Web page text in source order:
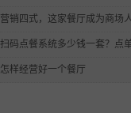
营销四式，这家餐厅成为商场
扫码点餐系统多少钱一套？点
怎样经营好一个餐厅